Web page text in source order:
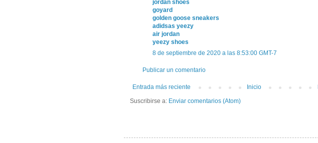
jordan shoes
goyard
golden goose sneakers
adidsas yeezy
air jordan
yeezy shoes
8 de septiembre de 2020 a las 8:53:00 GMT-7
Publicar un comentario
Entrada más reciente
Inicio
Suscribirse a: Enviar comentarios (Atom)